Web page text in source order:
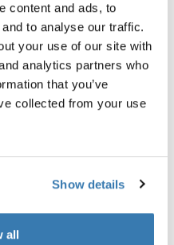
content and ads, to
to analyse our traffic.
your use of our site with
analytics partners who
that you’ve
collected from your use
Show details
all